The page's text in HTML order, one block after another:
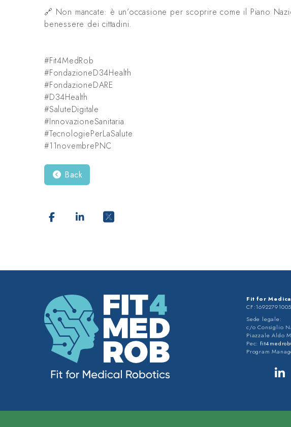
🔗 Non mancate: è un’occasione per scoprire come il Piano
benessere dei cittadini.
#Fit4MedRob
#FondazioneD34Health
#FondazioneDARE
#D34Health
#SaluteDigitale
#InnovazioneSanitaria
#TecnologiePerLaSalute
#11novembrePNC
Back
Fit for
Sede legale:
c/o Consiglio
Piazzale Aldo
Pec:
Program